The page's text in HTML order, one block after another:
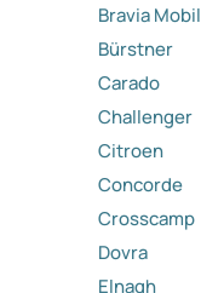
Bravia Mobil
Bürstner
Carado
Challenger
Citroen
Concorde
Crosscamp
Dovra
Elnagh